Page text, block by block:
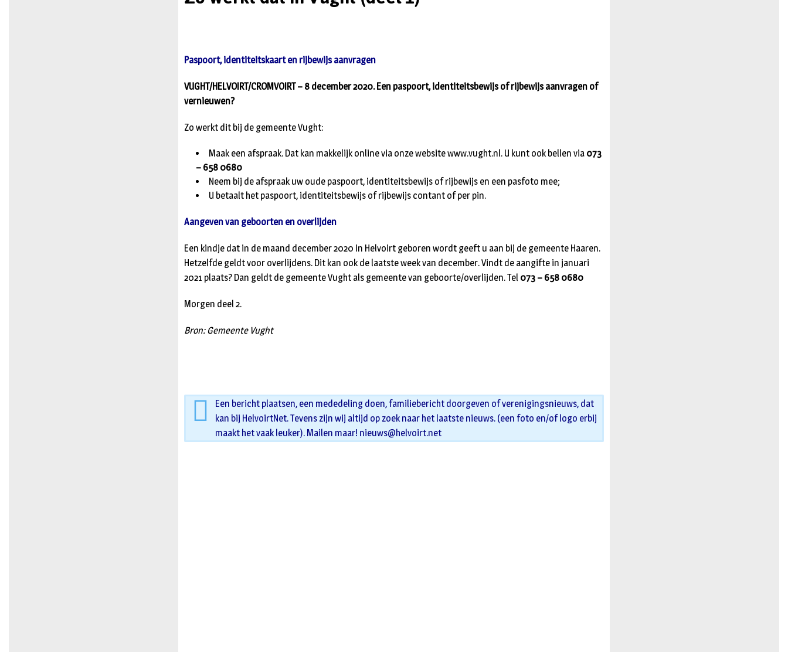
Paspoort, identiteitskaart en rijbewijs aanvragen
VUGHT/HELVOIRT/CROMVOIRT – 8 december 2020. Een paspoort, identiteitsbewijs of rijbewijs aanvragen of
vernieuwen?
Zo werkt dit bij de gemeente Vught:
Maak een afspraak. Dat kan makkelijk online via onze website www.vught.nl. U kunt ook bellen via 073
– 658 0680
Neem bij de afspraak uw oude paspoort, identiteitsbewijs of rijbewijs en een pasfoto mee;
U betaalt het paspoort, identiteitsbewijs of rijbewijs contant of per pin.
Aangeven van geboorten en overlijden
Een kindje dat in de maand december 2020 in Helvoirt geboren wordt geeft u aan bij de gemeente Haaren.
Hetzelfde geldt voor overlijdens. Dit kan ook de laatste week van december. Vindt de aangifte in januari
2021 plaats? Dan geldt de gemeente Vught als gemeente van geboorte/overlijden. Tel 073 – 658 0680
Morgen deel 2.
Bron: Gemeente Vught
Een bericht plaatsen, een mededeling doen, familiebericht doorgeven of verenigingsnieuws, dat
kan bij HelvoirtNet. Tevens zijn wij altijd op zoek naar het laatste nieuws. (een foto en/of logo erbij
maakt het vaak leuker). Mailen maar! nieuws@helvoirt.net